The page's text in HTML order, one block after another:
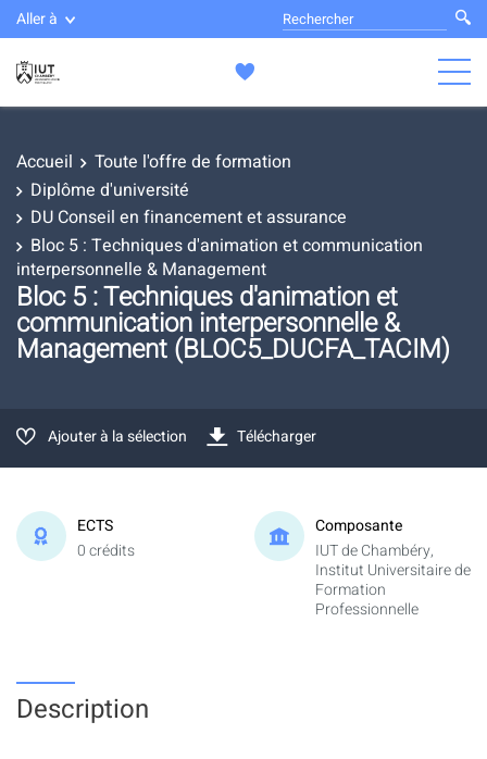
Aller à
Accueil
Toute l'offre de formation
Diplôme d'université
DU Conseil en financement et assurance
Bloc 5 : Techniques d'animation et communication
interpersonnelle & Management
Bloc 5 : Techniques d'animation et
communication interpersonnelle &
Management (BLOC5_DUCFA_TACIM)
Ajouter à la sélection Télécharger
ECTS
0 crédits
Composante
IUT de Chambéry,
Institut Universitaire de
Formation
Professionnelle
Description